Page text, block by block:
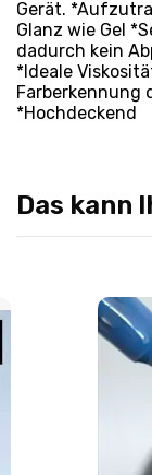
Gerät.
Glanz wie Gel
dadurch kein
*Ideale
Farberkennung
*Hochdeckend
Das kann